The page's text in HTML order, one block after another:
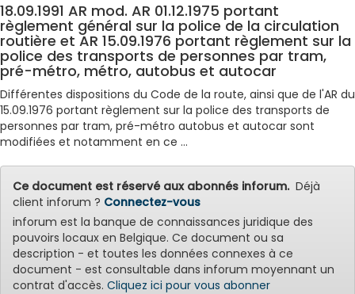
18.09.1991 AR mod. AR 01.12.1975 portant
règlement général sur la police de la circulation
routière et AR 15.09.1976 portant règlement sur la
police des transports de personnes par tram,
pré-métro, métro, autobus et autocar
Différentes dispositions du Code de la route, ainsi que de l'AR du
15.09.1976 portant règlement sur la police des transports de
personnes par tram, pré-métro autobus et autocar sont
modifiées et notamment en ce ...
Ce document est réservé aux abonnés inforum.Déjà
client inforum ? Connectez-vous
inforum est la banque de connaissances juridique des
pouvoirs locaux en Belgique. Ce document ou sa
description - et toutes les données connexes à ce
document - est consultable dans inforum moyennant un
contrat d'accès. Cliquez ici pour vous abonner